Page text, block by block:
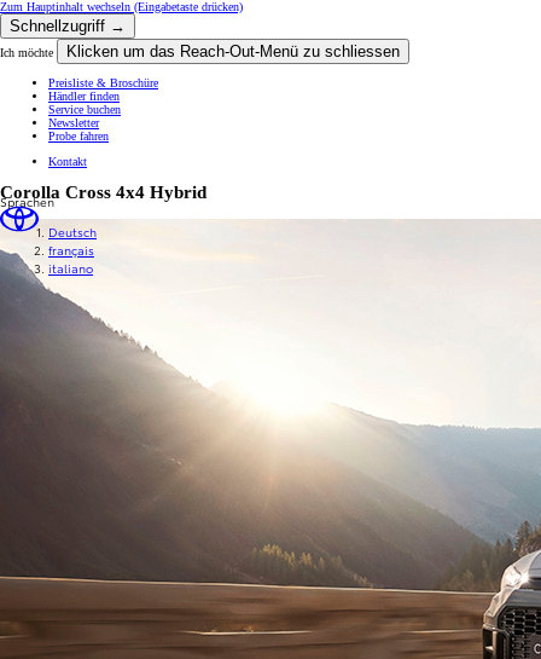
Zum Hauptinhalt wechseln (Eingabetaste drücken)
Schnellzugriff →
Ich möchte Klicken um das Reach-Out-Menü zu schliessen
Preisliste & Broschüre
Händler finden
Service buchen
Newsletter
Probe fahren
Kontakt
Sprachen
Deutsch
français
italiano
Corolla Cross 4x4 Hybrid